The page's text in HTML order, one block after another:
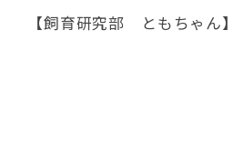
【飼育研究部 ともちゃん】